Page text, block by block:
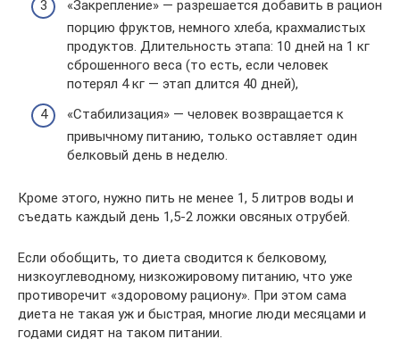
«Закрепление» — разрешается добавить в рацион
порцию фруктов, немного хлеба, крахмалистых
продуктов. Длительность этапа: 10 дней на 1 кг
сброшенного веса (то есть, если человек
потерял 4 кг — этап длится 40 дней),
«Стабилизация» — человек возвращается к
привычному питанию, только оставляет один
белковый день в неделю.
Кроме этого, нужно пить не менее 1, 5 литров воды и
съедать каждый день 1,5-2 ложки овсяных отрубей.
Если обобщить, то диета сводится к белковому,
низкоуглеводному, низкожировому питанию, что уже
противоречит «здоровому рациону». При этом сама
диета не такая уж и быстрая, многие люди месяцами и
годами сидят на таком питании.